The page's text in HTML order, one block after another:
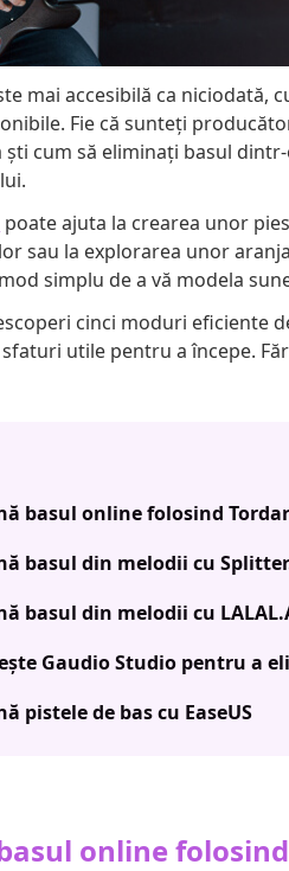
mai accesibilă ca niciodată,
Fie că sunteți
ști cum să eliminați basul
poate ajuta la crearea unor
sau la explorarea unor
simplu de a vă modela
cinci moduri eficiente
utile pentru a începe.
basul online folosind Tordar
basul din melodii cu
basul din melodii cu
Gaudio Studio pentru a
pistele de bas cu EaseUS
online